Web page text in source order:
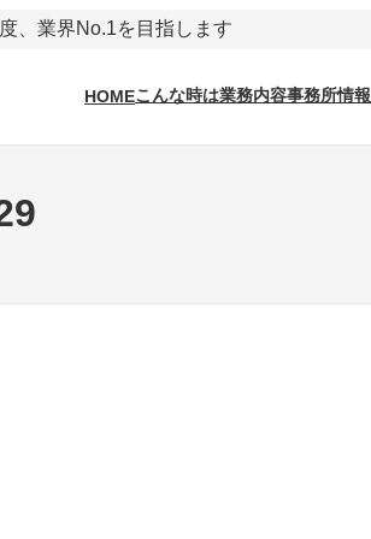
、業界No.1を目指します
HOMEこんな時は業務内容事務所情報